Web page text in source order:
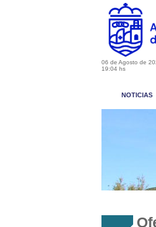
06 de Agosto de
19:04 hs
NOTICIAS